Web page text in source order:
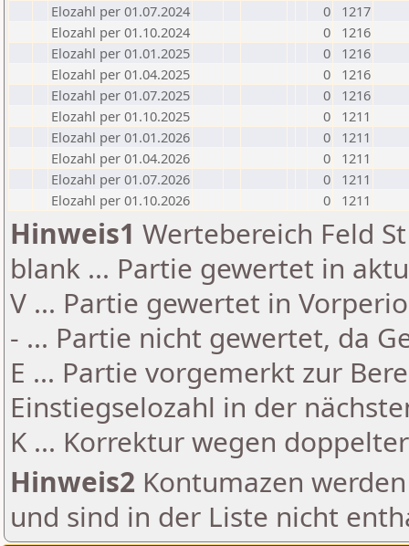
Elozahl per 01.07.2024
0
1217
Elozahl per 01.10.2024
0
1216
Elozahl per 01.01.2025
0
1216
Elozahl per 01.04.2025
0
1216
Elozahl per 01.07.2025
0
1216
Elozahl per 01.10.2025
0
1211
Elozahl per 01.01.2026
0
1211
Elozahl per 01.04.2026
0
1211
Elozahl per 01.07.2026
0
1211
Elozahl per 01.10.2026
0 1211
Hinweis1 Wertebereich Feld
blank ... Partie gewertet in
V ... Partie gewertet in
- ... Partie nicht gewertet, da
E ... Partie vorgemerkt zur
Einstiegselozahl in der
K ... Korrektur wegen
Hinweis2 Kontumazen
und sind in der Liste nicht